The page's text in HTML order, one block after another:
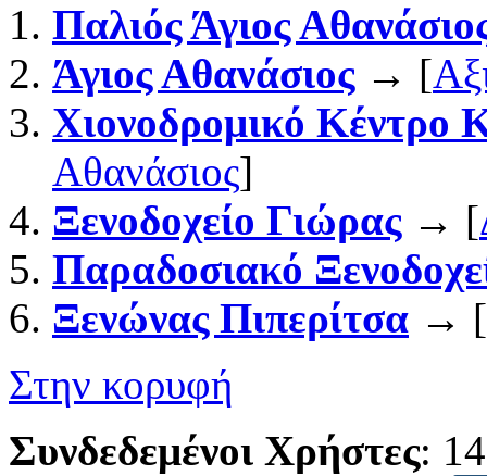
Παλιός Άγιος
Άγιος Αθανάσιος→ [
Χιονοδρομικό Κέντρο
Αθανάσιος]
Ξενοδοχείο Γιώρας→ [
Παραδοσιακό
Ξενώνας Πιπερίτσα → [
Στην κορυφή
Συνδεδεμένοι Χρήστες: 14